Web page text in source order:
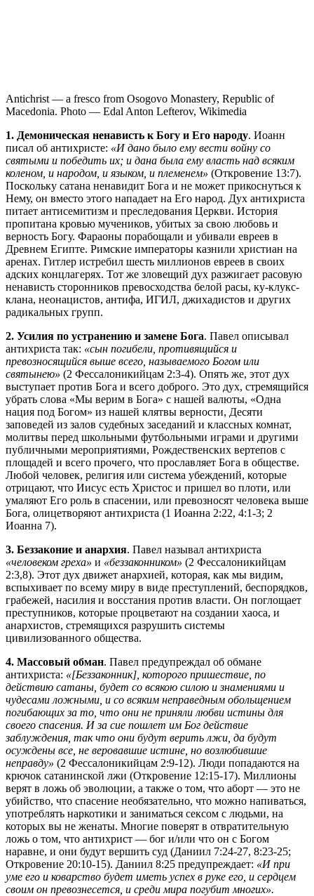
Antichrist — a fresco from Osogovo Monastery, Republic of
Macedonia. Photo — Edal Anton Lefterov, Wikimedia
1. Демоническая ненависть к Богу и Его народу. Иоанн
писал об антихристе: «И дано было ему вести войну со
святыми и победить их; и дана была ему власть над всяким
коленом, и народом, и языком, и племенем» (Откровение 13:7).
Поскольку сатана ненавидит Бога и не может прикоснуться к
Нему, он вместо этого нападает на Его народ. Дух антихриста
питает антисемитизм и преследования Церкви. История
пропитана кровью мучеников, убитых за свою любовь и
верность Богу. Фараоны порабощали и убивали евреев в
Древнем Египте. Римские императоры казнили христиан на
аренах. Гитлер истребил шесть миллионов евреев в своих
адских концлагерях. Тот же зловещий дух разжигает расовую
ненависть сторонников превосходства белой расы, ку-клукс-
клана, неонацистов, антифа, ИГИЛ, джихадистов и других
радикальных групп.
2. Усилия по устранению и замене Бога. Павел описывал
антихриста так: «сын погибели, противящийся и
превозносящийся выше всего, называемого Богом или
святынею» (2 Фессалоникийцам 2:3-4). Опять же, этот дух
выступает против Бога и всего доброго. Это дух, стремящийся
убрать слова «Мы верим в Бога» с нашей валюты, «Одна
нация под Богом» из нашей клятвы верности, Десяти
заповедей из залов судебных заседаний и классных комнат,
молитвы перед школьными футбольными играми и другими
публичными мероприятиями, Рождественских вертепов с
площадей и всего прочего, что прославляет Бога в обществе.
Любой человек, религия или система убеждений, которые
отрицают, что Иисус есть Христос и пришел во плоти, или
умаляют Его роль в спасении, или превозносят человека выше
Бога, олицетворяют антихриста (1 Иоанна 2:22, 4:1-3; 2
Иоанна 7).
3. Беззаконие и анархия. Павел называл антихриста
«человеком греха» и «беззаконником» (2 Фессалоникийцам
2:3,8). Этот дух движет анархией, которая, как мы видим,
вспыхивает по всему миру в виде преступлений, беспорядков,
грабежей, насилия и восстания против власти. Он поглощает
преступников, которые процветают на создании хаоса, и
анархистов, стремящихся разрушить системы
цивилизованного общества.
4. Массовый обман. Павел предупреждал об обмане
антихриста: «[Беззаконник], которого пришествие, по
действию сатаны, будет со всякою силою и знамениями и
чудесами ложными, и со всяким неправедным обольщением
погибающих за то, что они не приняли любви истины для
своего спасения. И за сие пошлет им Бог действие
заблуждения, так что они будут верить лжи, да будут
осуждены все, не веровавшие истине, но возлюбившие
неправду» (2 Фессалоникийцам 2:9-12). Люди попадаются на
крючок сатанинской лжи (Откровение 12:15-17). Миллионы
верят в ложь об эволюции, а также о том, что аборт — это не
убийство, что спасение необязательно, что можно напиваться,
употреблять наркотики и заниматься сексом с людьми, на
которых вы не женаты. Многие поверят в отвратительную
ложь о том, что антихрист — бог и/или что он с Богом
наравне, и они будут вершить суд (Даниил 7:24-27, 8:23-25;
Откровение 20:10-15). Даниил 8:25 предупреждает: «И при
уме его и коварство будет иметь успех в руке его, и сердцем
своим он превознесется, и среди мира погубит многих».